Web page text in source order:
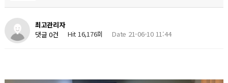
최고관리자
댓글 0건
Hit 16,176회 Date 21-06-10 11:44